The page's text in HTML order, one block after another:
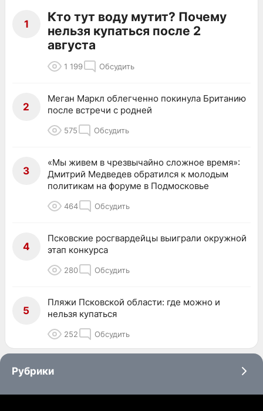
1
Кто тут воду мутит? Почему
нельзя купаться после 2
августа
1 199 Обсудить
2
Меган Маркл облегченно покинула Британию
после встречи с родней
575 Обсудить
3
«Мы живем в чрезвычайно сложное время»:
Дмитрий Медведев обратился к молодым
политикам на форуме в Подмосковье
464 Обсудить
4
Псковские росгвардейцы выиграли окружной
этап конкурса
280 Обсудить
5
Пляжи Псковской области: где можно и
нельзя купаться
252 Обсудить
Рубрики